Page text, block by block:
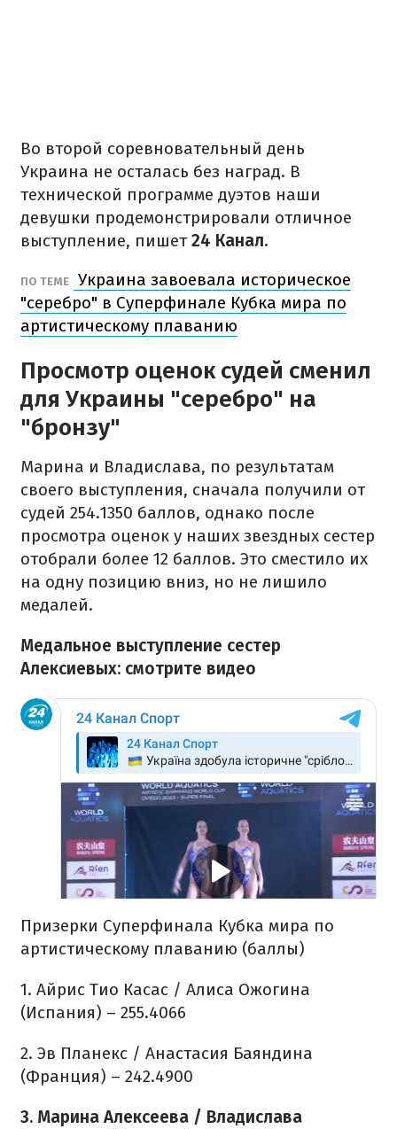
Во второй соревновательный день
Украина не осталась без наград. В
технической программе дуэтов наши
девушки продемонстрировали отличное
выступление, пишет24 Канал.
ПО ТЕМЕ
Украина завоевала историческое
"серебро" в Суперфинале Кубка мира по
артистическому плаванию
Просмотр оценок судей сменил
для Украины "серебро" на
"бронзу"
Марина и Владислава, по результатам
своего выступления, сначала получили от
судей 254.1350 баллов, однако после
просмотра оценок у наших звездных сестер
отобрали более 12 баллов. Это сместило их
на одну позицию вниз, но не лишило
медалей.
Медальное выступление сестер
Алексиевых: смотрите видео
Призерки Суперфинала Кубка мира по
артистическому плаванию (баллы)
1. Айрис Тио Касас / Алиса Ожогина
(Испания) – 255.4066
2. Эв Планекс / Анастасия Баяндина
(Франция) – 242.4900
3. Марина Алексеева / Владислава